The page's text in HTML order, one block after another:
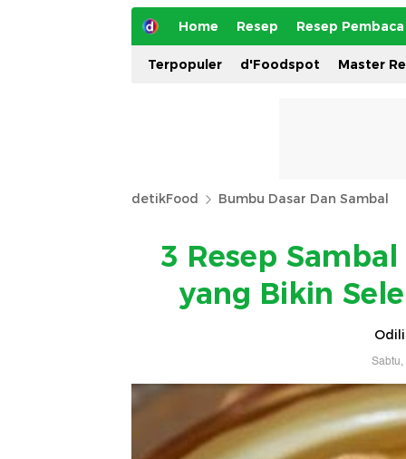
Home Resep Resep Pembaca
Terpopuler d'Foodspot Master
detikFood Bumbu Dasar Dan Sambal
3 Resep
yang Bikin